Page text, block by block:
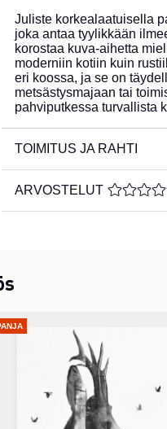
Juliste korkealaatuisella
joka antaa tyylikkään
korostaa kuva-aihetta
moderniin kotiin kuin
eri koossa, ja se on
metsästysmajaan tai
pahviputkessa turvallista
TOIMITUS JA RAHTI
ARVOSTELUT